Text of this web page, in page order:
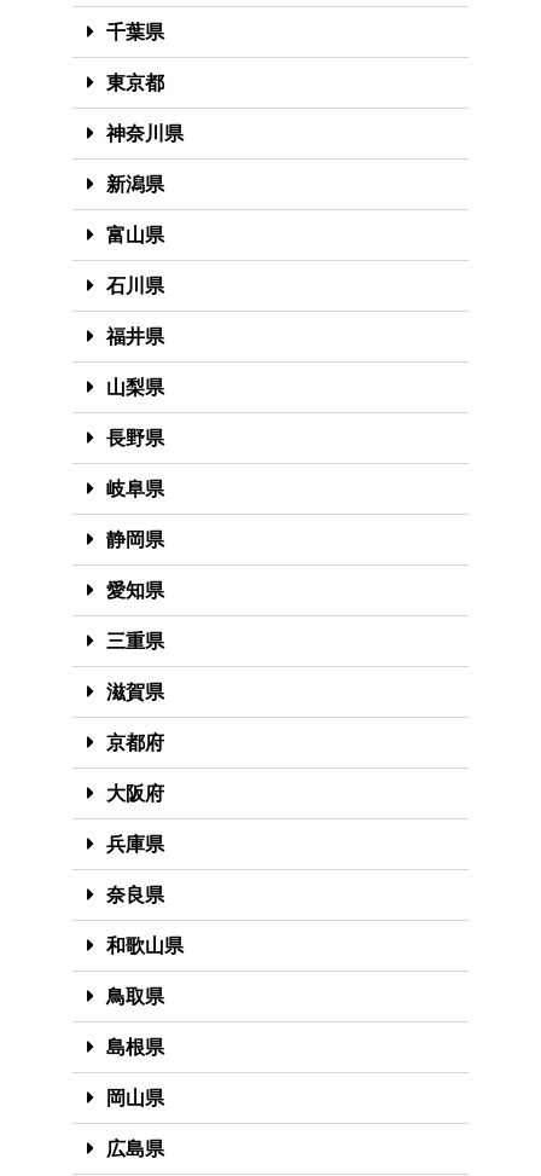
千葉県
東京都
神奈川県
新潟県
富山県
石川県
福井県
山梨県
長野県
岐阜県
静岡県
愛知県
三重県
滋賀県
京都府
大阪府
兵庫県
奈良県
和歌山県
鳥取県
島根県
岡山県
広島県